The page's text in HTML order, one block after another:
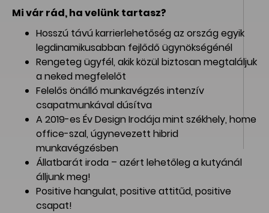
Mi vár rád, ha velünk tartasz?
Hosszú távú karrierlehetőség az ország egyik
legdinamikusabban fejlődő ügynökségénél
Rengeteg ügyfél, akik közül biztosan megtaláljuk
a neked megfelelőt
Felelős önálló munkavégzés intenzív
csapatmunkával dúsítva
A 2019-es Év Design Irodája mint székhely, home
office-szal, úgynevezett hibrid
munkavégzésben
Állatbarát iroda – azért lehetőleg a kutyánál
álljunk meg!
Positive hangulat, positive attitűd, positive
csapat!